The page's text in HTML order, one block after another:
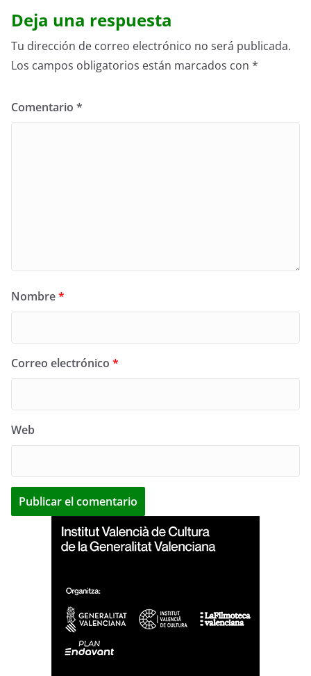
Deja una respuesta
Tu dirección de correo electrónico no será publicada.
Los campos obligatorios están marcados con *
Comentario *
Nombre*
Correo electrónico *
Web